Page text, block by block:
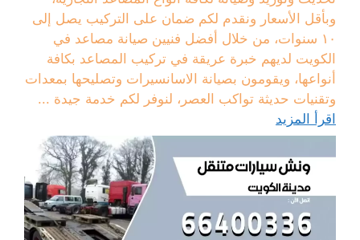
وبأقل الأسعار ونقدم لكم ضمان على التركيب يصل إلى
١٠ سنوات، من خلال أفضل فنيين صيانة مصاعد في
الكويت لديهم خبرة عريقة في تركيب المصاعد بكافة
أنواعها، ويقومون بصيانة الاسانسيرات وتصليحها بمعدات
وتقنيات حديثة تواكب العصر، لنوفر لكم خدمة جيدة ...
اقرأ المزيد